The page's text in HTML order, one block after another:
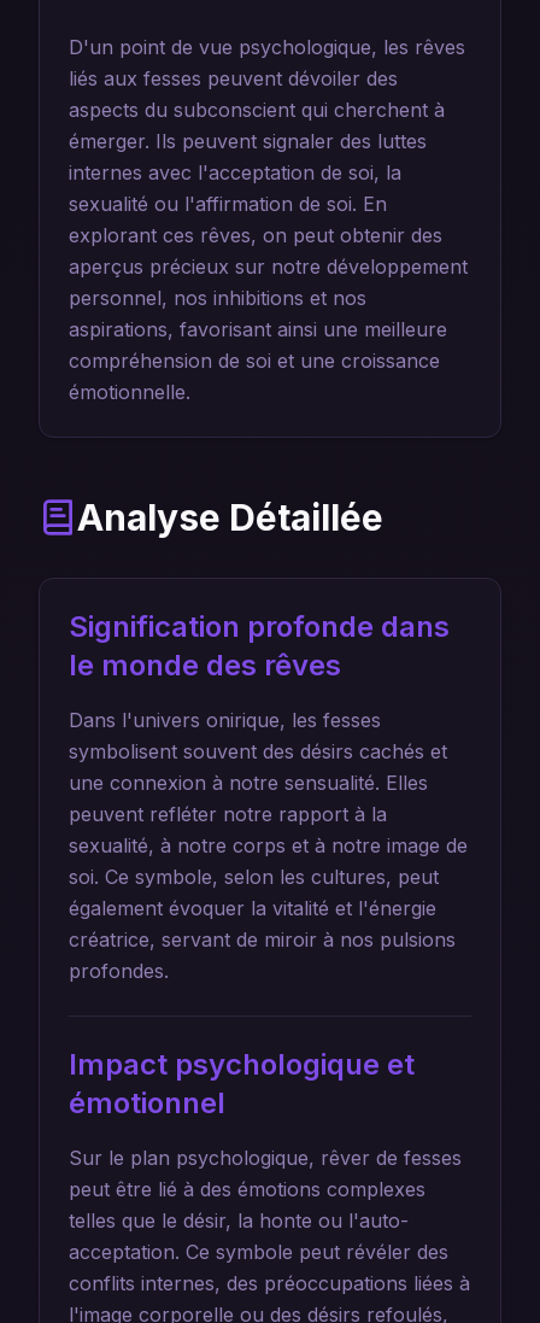
D'un point de vue psychologique, les rêves
liés aux fesses peuvent dévoiler des
aspects du subconscient qui cherchent à
émerger. Ils peuvent signaler des luttes
internes avec l'acceptation de soi, la
sexualité ou l'affirmation de soi. En
explorant ces rêves, on peut obtenir des
aperçus précieux sur notre développement
personnel, nos inhibitions et nos
aspirations, favorisant ainsi une meilleure
compréhension de soi et une croissance
émotionnelle.
Analyse Détaillée
Signification profonde dans
le monde des rêves
Dans l'univers onirique, les fesses
symbolisent souvent des désirs cachés et
une connexion à notre sensualité. Elles
peuvent refléter notre rapport à la
sexualité, à notre corps et à notre image de
soi. Ce symbole, selon les cultures, peut
également évoquer la vitalité et l'énergie
créatrice, servant de miroir à nos pulsions
profondes.
Impact psychologique et
émotionnel
Sur le plan psychologique, rêver de fesses
peut être lié à des émotions complexes
telles que le désir, la honte ou l'auto-
acceptation. Ce symbole peut révéler des
conflits internes, des préoccupations liées à
l'image corporelle ou des désirs refoulés,